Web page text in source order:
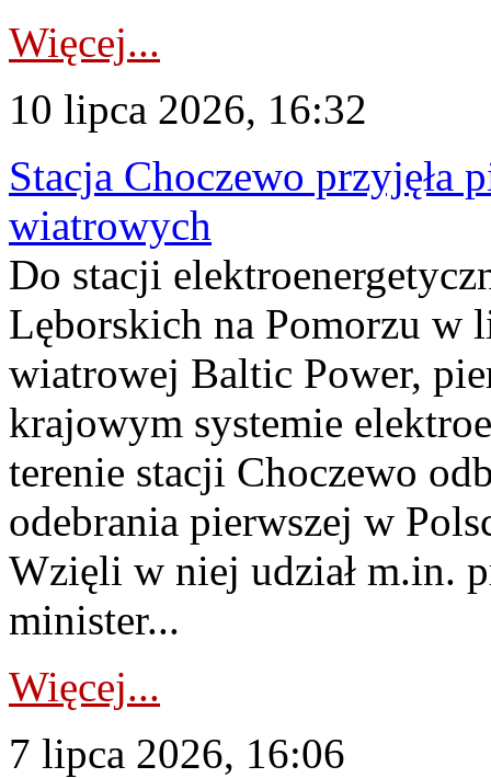
Więcej...
10 lipca 2026, 16:32
Stacja Choczewo przyjęła
wiatrowych
Do stacji
Lęborskich na Pomorzu w
wiatrowej Baltic Power,
krajowym systemie
terenie stacji Choczewo
odebrania pierwszej w
Wzięli w niej udział m.in.
minister...
Więcej...
7 lipca 2026, 16:06